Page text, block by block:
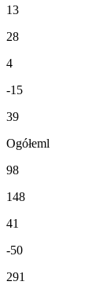
13
28
4
-15
39
Ogółeml
98
148
41
-50
291